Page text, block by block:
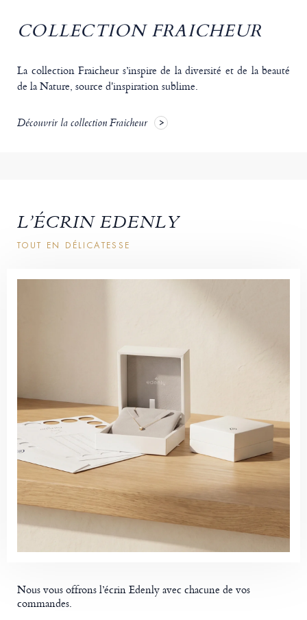
COLLECTION FRAICHEUR
La collection Fraicheur s’inspire de la diversité et de la beauté
de la Nature, source d'inspiration sublime.
Découvrir la collection Fraicheur
L’ÉCRIN EDENLY
TOUT EN DÉLICATESSE
Nous vous offrons l’écrin Edenly avec chacune de vos
commandes.